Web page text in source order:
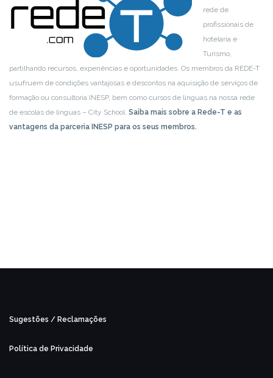
rede de
profissionais de
hotelaria e
Turismo,
partilhando recursos, experiências e oportunidades. Os membros da REDE-T
usufruem de condições vantajosas e descontos na aquisição de serviços de
formação ou consultoria INESP, bem como cursos de linguas na nossa rede
de escolas de linguas – City School. Saiba mais sobre a Rede-T e as
vantagens da parceria INESP para os seus membros.
Sugestões / Reclamações
Política de Privacidade